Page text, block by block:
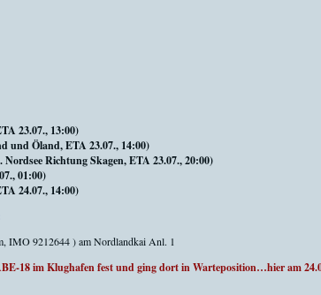
23.07., 13:00)
und Öland, ETA 23.07., 14:00)
Richtung Skagen, ETA 23.07., 20:00)
01:00)
24.07., 14:00)
IMO 9212644 ) am Nordlandkai Anl. 1
18 im Klughafen fest und ging dort in Warteposition…hier am